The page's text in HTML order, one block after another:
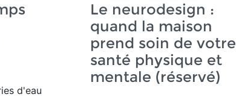
d'eau
Le neurodesign :
quand la maison
prend soin de votre
santé physique et
mentale (réservé)